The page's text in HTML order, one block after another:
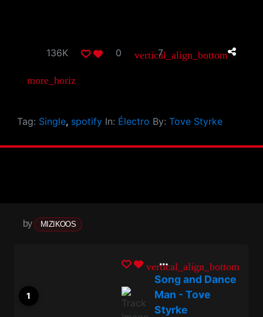
136K 0 vertical_align_bottom
7
more_horiz
Tag: Single, spotify In: Électro By: Tove Styrke
by MIZIKOOS
vertical_align_bottom
Song and Dance
Man - Tove
Styrke